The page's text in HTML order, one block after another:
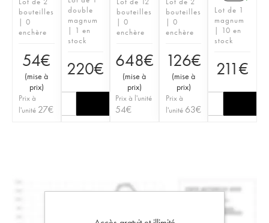
bouteilles
| 0
enchère
54€
(mise à
prix)
Prix à
l'unité 27€
double
magnum
| 1 en
stock
220€
bouteilles
| 0
enchère
648€
(mise à
prix)
Prix à l'unité
54€
bouteilles
| 0
enchère
126€
(mise à
prix)
Prix à
l'unité 63€
Lot de 1
magnum
| 10 en
stock
211€